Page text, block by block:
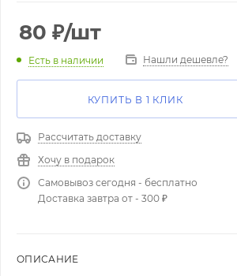
80 ₽/шт
Есть в наличии Нашли дешевле?
КУПИТЬ В 1 КЛИК
Рассчитать доставку
Хочу в подарок
Самовывоз сегодня - бесплатно
Доставка завтра от - 300 ₽
ОПИСАНИЕ